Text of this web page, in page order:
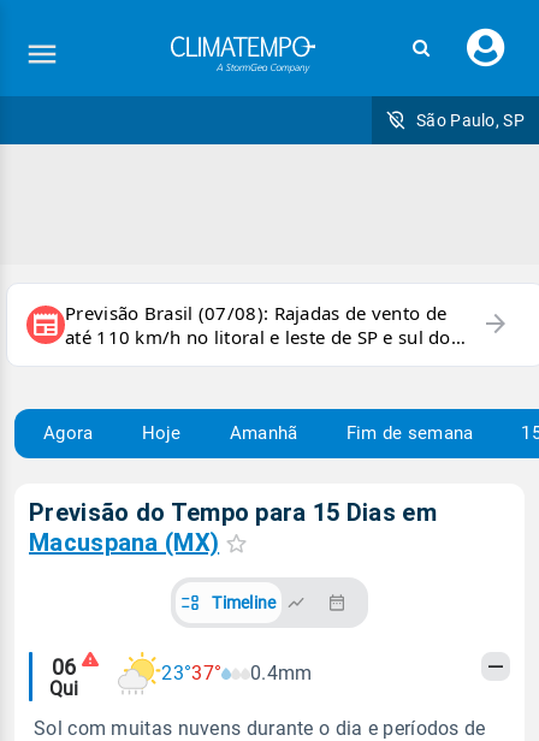
seu
São Paulo, SP
newspaper Previsão Brasil (07/08): Rajadas de vento de
até 110 km/h no litoral e leste de SP e sul do
RJ
arrow_forward
Agora Hoje Amanhã Fim de semana
Previsão do Tempo para 15 Dias em
Macuspana (MX)
Timeline
Alertas
meteorológicos
06
Qui
23°37° 0.4mm
Sol com muitas nuvens durante o dia e períodos de